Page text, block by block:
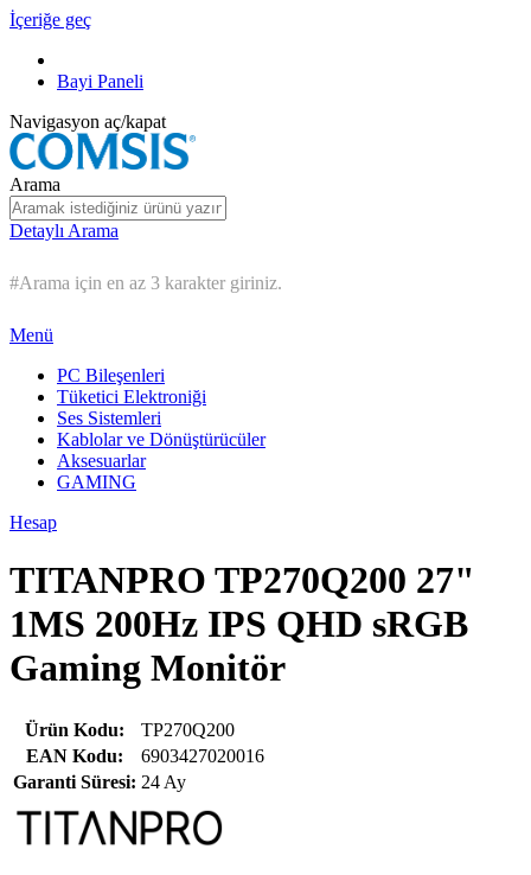
İçeriğe geç
Bayi Paneli
Navigasyon aç/kapat
Arama
Detaylı Arama
#Arama için en az 3 karakter giriniz.
Menü
PC Bileşenleri
Tüketici Elektroniği
Ses Sistemleri
Kablolar ve Dönüştürücüler
Aksesuarlar
GAMING
Hesap
TITANPRO TP270Q200 27"
1MS 200Hz IPS QHD sRGB
Gaming Monitör
Ürün Kodu:
TP270Q200
EAN Kodu:
6903427020016
Garanti Süresi: 24 Ay